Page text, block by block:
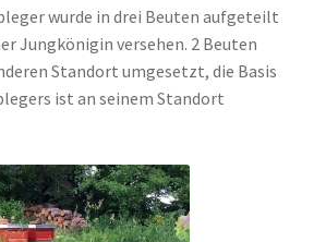
wurde in drei Beuten aufgeteilt
Jungkönigin versehen. 2 Beuten
Standort umgesetzt, die Basis
ist an seinem Standort